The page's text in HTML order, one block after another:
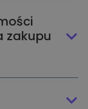
zakupu